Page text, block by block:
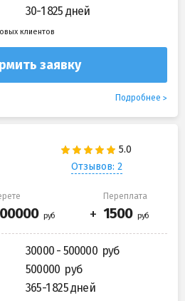
30-1 825 дней
клиентов
заявку
Подробнее
Отзывов: 2
Переплата
30000 - 500000
500000
365-1 825 дней